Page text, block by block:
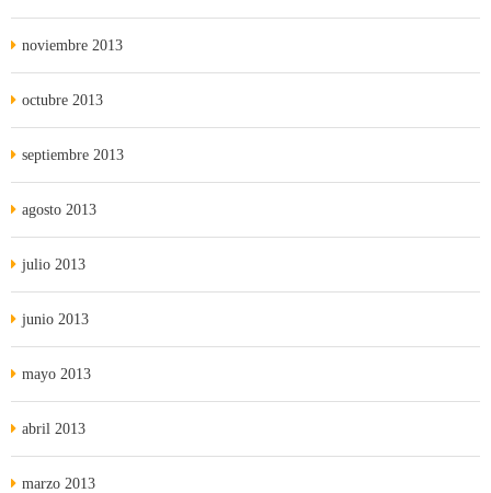
noviembre 2013
octubre 2013
septiembre 2013
agosto 2013
julio 2013
junio 2013
mayo 2013
abril 2013
marzo 2013